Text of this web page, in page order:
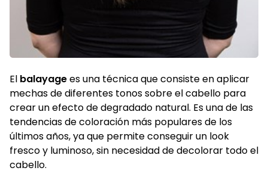
El balayagees una técnica que consiste en aplicar
mechas de diferentes tonos sobre el cabello para
crear un efecto de degradado natural. Es una de las
tendencias de coloración más populares de los
últimos años, ya que permite conseguir un look
fresco y luminoso, sin necesidad de decolorar todo el
cabello.